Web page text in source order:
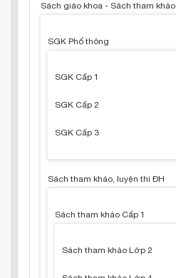
Sách giáo khoa - Sách tham khảo
SGK Phổ thông
SGK Cấp 1
SGK Cấp 2
SGK Cấp 3
Sách tham khảo, luyện thi ĐH
Sách tham khảo Cấp 1
Sách tham khảo Lớp 2